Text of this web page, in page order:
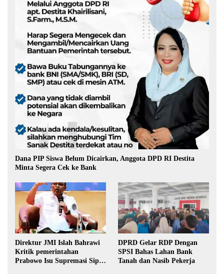
Dana PIP Siswa Belum Dicairkan, Anggota DPD RI Destita
Minta Segera Cek ke Bank
Direktur JMI Islah Bahrawi
Kritik pemerintahan
Prabowo Isu Supremasi Sipil,
DPRD Gelar RDP Dengan
SPSI Bahas Lahan Bank
Tanah dan Nasib Pekerja